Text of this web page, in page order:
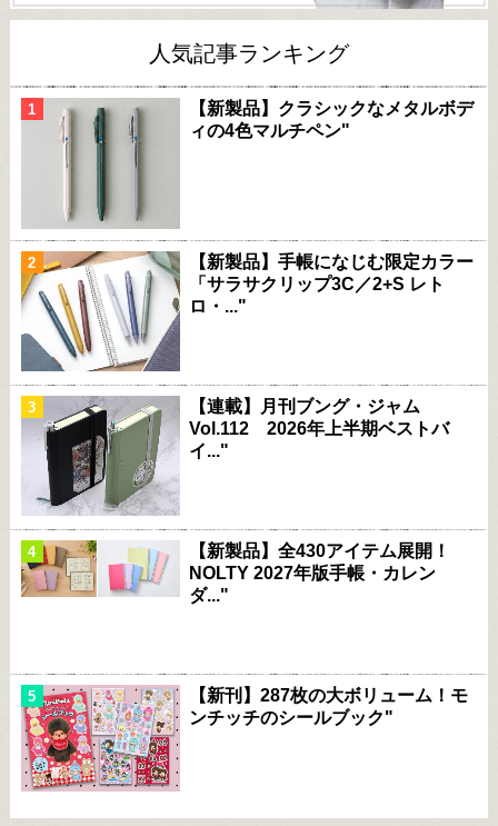
人気記事ランキング
【新製品】クラシックなメタルボデ
ィの4色マルチペン"
【新製品】手帳になじむ限定カラー
「サラサクリップ3C／2+S レト
ロ・..."
【連載】月刊ブング・ジャム
Vol.112 2026年上半期ベストバ
イ..."
【新製品】全430アイテム展開！
NOLTY 2027年版手帳・カレン
ダ..."
【新刊】287枚の大ボリューム！モ
ンチッチのシールブック"